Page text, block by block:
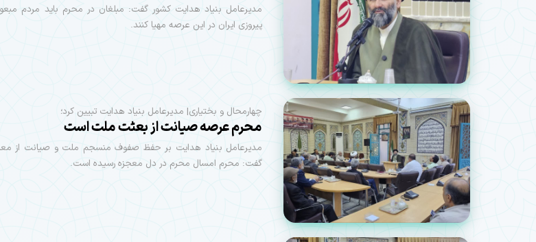
مدیرعامل بنیاد هدایت کشور گفت: مبلغان در محرم باید مردم
پیروزی ایران در این عرصه مهیا کنند.
چهارمحال و بختیاری| مدیرعامل بنیاد هدایت تبیین کرد؛
محرم عرصه صیانت از بعثت ملت است
مدیرعامل بنیاد هدایت بر حفظ صفوف منسجم ملت و صیانت از
گفت: محرم امسال محرم در دل معجزه رسیده است.